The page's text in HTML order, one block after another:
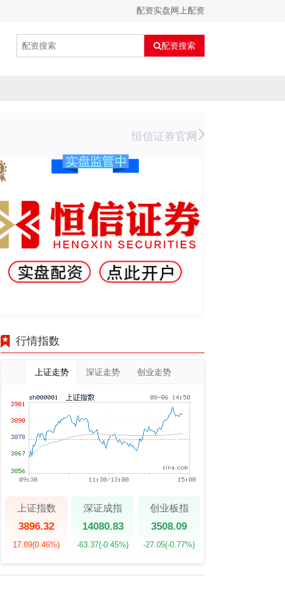
配资实盘网上配资
配资搜索
恒信证券官网
行情指数
上证走势 深证走势 创业走势
上证指数
3896.32
17.89(0.46%)
深证成指
14080.83
-63.37(-0.45%)
创业板指
3508.09
-27.05(-0.77%)